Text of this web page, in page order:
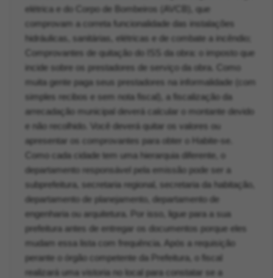
elétrica e do Corpo de Bombeiros (AVCB), que
comprovam a correta funcionalidade das instalações
hidráulicas, sanitárias, elétricas e de combate a incêndio;
Comprovantes de quitação do ISS da obra: o imposto que
incide sobre os prestadores de serviço da obra. Como
muita gente paga seus prestadores na informalidade (com
simples recibos e sem nota fiscal), a fiscalização da
arrecadação municipal deverá calcular o montante devido
e não recolhido. Você deverá quitar os valores ou
apresentar os comprovantes para obter o Habite-se.
Como cada cidade tem uma hierarquia diferente, o
departamento responsável pela emissão pode ser a
subprefeitura, secretaria regional, secretaria da habitação,
departamento de planejamento, departamento de
engenharia ou arquitetura. Por isso, ligue para a sua
prefeitura antes de entregar os documentos porque eles
mudam essa lista com frequência. Após a requisição
perante o órgão competente da Prefeitura, o fiscal
realizará uma vistoria no local para constatar se a